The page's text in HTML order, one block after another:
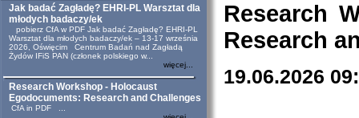
Jak badać Zagładę? EHRI-PL Warsztat dla
młodych badaczy/ek
pobierz CfA w PDF Jak badać Zagładę? EHRI-PL
Warsztat dla młodych badaczy/ek – 13-17 września
2026, Oświęcim Centrum Badań nad Zagładą
Żydów IFiS PAN (członek polskiego w...
więcej...
Research Workshop - Holocaust
Egodocuments: Research and Challenges
CfA in PDF ...
Research
Research
19.06.2026